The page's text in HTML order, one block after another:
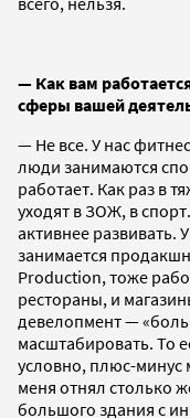
— Как вам
сферы вашей
— Не все. У нас
люди занимаются
работает. Как раз в
уходят в ЗОЖ, в
активнее развивать.
занимается
Production, тоже
рестораны, и
девелопмент —
масштабировать. То
условно, плюс-минус
меня отнял столько
большого здания с